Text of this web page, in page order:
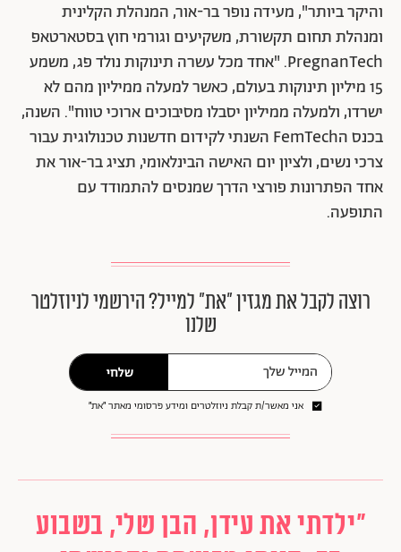
והיקר ביותר", מעידה נופר בר-אור, המנהלת הקלינית
ומנהלת תחום תקשורת, משקיעים וגורמי חוץ בסטארטאפ
PregnanTech. "אחד מכל עשרה תינוקות נולד פג, משמע
15 מיליון תינוקות בעולם, כאשר למעלה ממיליון מהם לא
ישרדו, ולמעלה ממיליון יסבלו מסיבוכים ארוכי טווח". השנה,
בכנס הFemTech השנתי לקידום חדשנות טכנולוגית עבור
צרכי נשים, ולציון יום האישה הבינלאומי, תציג בר-אור את
אחד הפתרונות פורצי הדרך שמנסים להתמודד עם
התופעה.
רוצה לקבל את מגזין ״את״ למייל? הירשמי לניוזלטר
שלנו
שלחי
אני מאשר/ת קבלת ניוזלטרים ומידע פרסומי מאתר ״את״
"ילדתי את עידן, הבן שלי, בשבוע